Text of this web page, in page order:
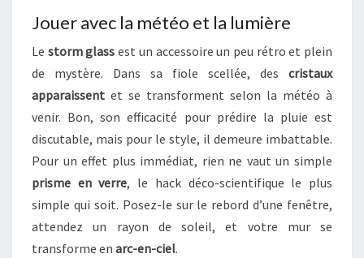
U
I
D
I
E
N
Jouer avec la météo et la lumière
Le storm glass est un accessoire un peu rétro et plein
de mystère. Dans sa fiole scellée, des cristaux
apparaissent et se transforment selon la météo à
venir. Bon, son efficacité pour prédire la pluie est
discutable, mais pour le style, il demeure imbattable.
Pour un effet plus immédiat, rien ne vaut un simple
prisme en verre, le hack déco-scientifique le plus
simple qui soit. Posez-le sur le rebord d’une fenêtre,
attendez un rayon de soleil, et votre mur se
transforme en arc-en-ciel.